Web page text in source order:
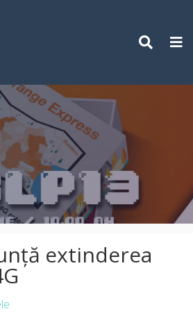
extinderea